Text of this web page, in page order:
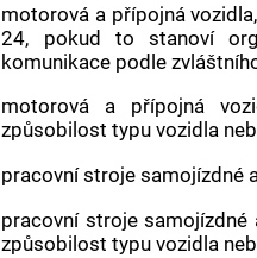
motorová a přípojná
24, pokud to stanoví
komunikace podle
motorová a přípojná
způsobilost typu vozidla
pracovní stroje samojízdné
pracovní stroje
způsobilost typu vozidla